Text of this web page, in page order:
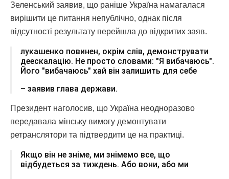
Зеленський заявив, що раніше Україна намагалася
вирішити це питання непублічно, однак після
відсутності результату перейшла до відкритих заяв.
лукашенко повинен, окрім слів, демонструвати
деескалацію. Не просто словами: "Я вибачаюсь".
Його "вибачаюсь" хай він залишить для себе
– заявив глава держави.
Президент наголосив, що Україна неодноразово
передавала мінську вимогу демонтувати
ретранслятори та підтвердити це на практиці.
Якщо він не зніме, ми знімемо все, що
відбудеться за тиждень. Або вони, або ми